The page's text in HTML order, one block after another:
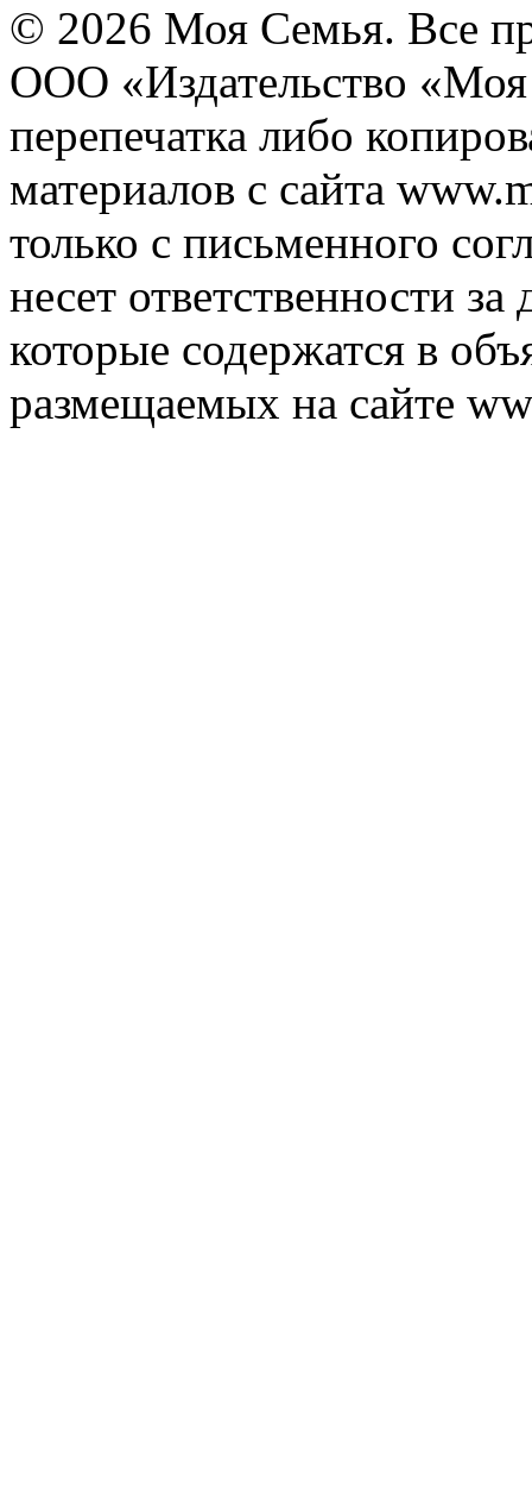
© 2026 Моя Семья. Все
ООО «Издательство
перепечатка либо
материалов с сайта
только с письменного
несет ответственности
которые содержатся в
размещаемых на сайте